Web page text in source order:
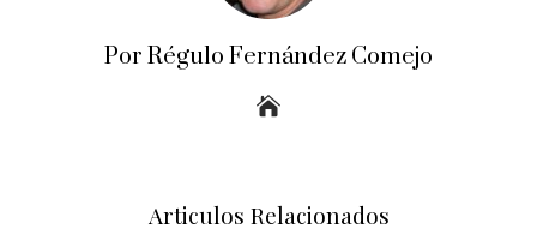
Por Régulo Fernández Comejo
Articulos Relacionados